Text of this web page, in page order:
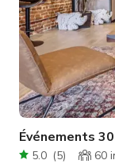
Événements
5.0 (5) 60